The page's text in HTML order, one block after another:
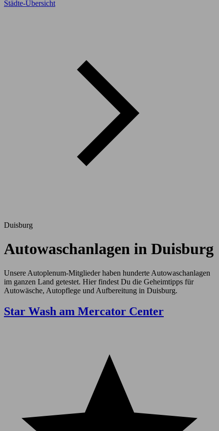
Städte-Übersicht
Duisburg
Autowaschanlagen in Duisburg
Unsere Autoplenum-Mitglieder haben hunderte Autowaschanlagen
im ganzen Land getestet. Hier findest Du die Geheimtipps für
Autowäsche, Autopflege und Aufbereitung in Duisburg.
Star Wash am Mercator Center